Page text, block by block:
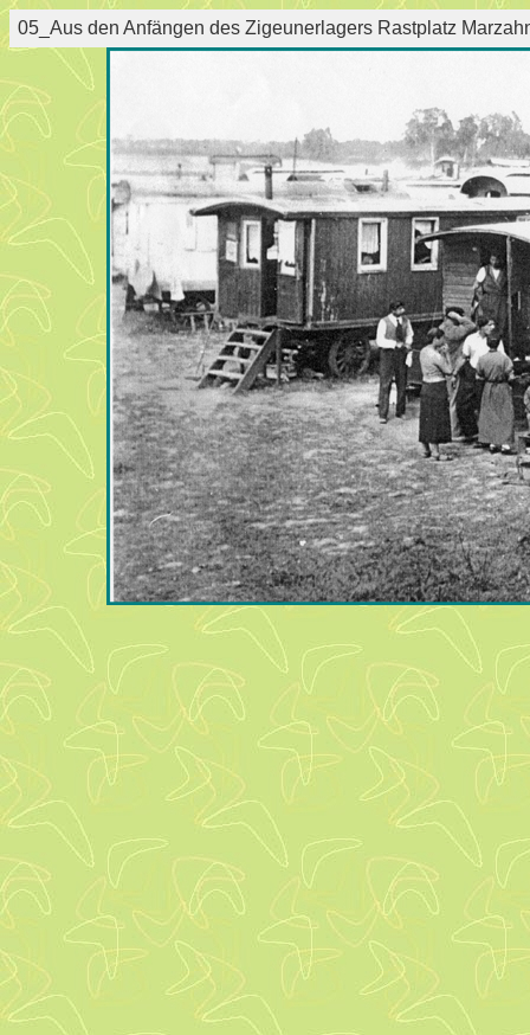
05_Aus den Anfängen des Zigeunerlagers Rastplatz